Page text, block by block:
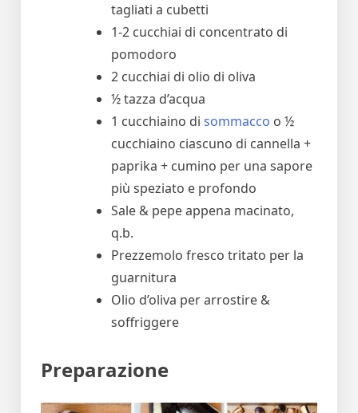
tagliati a cubetti
1-2 cucchiai di concentrato di
pomodoro
2 cucchiai di olio di oliva
½ tazza d’acqua
1 cucchiaino di sommacco o ½
cucchiaino ciascuno di cannella +
paprika + cumino per una sapore
più speziato e profondo
Sale & pepe appena macinato,
q.b.
Prezzemolo fresco tritato per la
guarnitura
Olio d’oliva per arrostire &
soffriggere
Preparazione